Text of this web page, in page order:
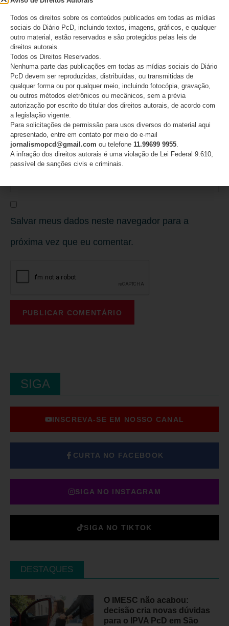
Nome*
E-mail *
Site
Salvar meus dados neste navegador para a
próxima vez que eu comentar.
SIGA
INSCREVA-SE EM NOSSO CANAL
CURTA NO FACEBOOK
SIGA NO INSTAGRAM
SIGA NO TIKTOK
DESTAQUES
O IMESC não acabou:
decisão cria novas dúvidas
para o IPVA PcD em São
Todos os direitos sobre os conteúdos publicados em todas as mídias
sociais do Diário PcD, incluindo textos, imagens, gráficos, e qualquer
outro material, estão reservados e são protegidos pelas leis de
direitos autorais.
Todos os Direitos Reservados.
Nenhuma parte das publicações em todas as mídias sociais do Diário
PcD devem ser reproduzidas, distribuídas, ou transmitidas de
qualquer forma ou por qualquer meio, incluindo fotocópia, gravação,
ou outros métodos eletrônicos ou mecânicos, sem a prévia
autorização por escrito do titular dos direitos autorais, de acordo com
a legislação vigente.
Para solicitações de permissão para usos diversos do material aqui
apresentado, entre em contato por meio do e-mail
jornalismopcd@gmail.com ou telefone 11.99699 9955
A infração dos direitos autorais é uma violação de Lei Federal 9.610,
passível de sanções civis e criminais.